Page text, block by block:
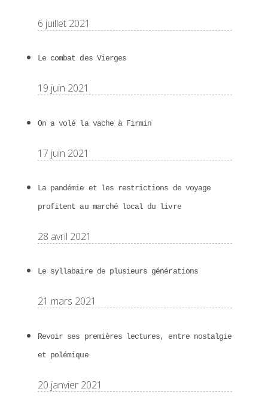
6 juillet 2021
Le combat des Vierges
19 juin 2021
On a volé la vache à Firmin
17 juin 2021
La pandémie et les restrictions de voyage
profitent au marché local du livre
28 avril 2021
Le syllabaire de plusieurs générations
21 mars 2021
Revoir ses premières lectures, entre nostalgie
et polémique
20 janvier 2021